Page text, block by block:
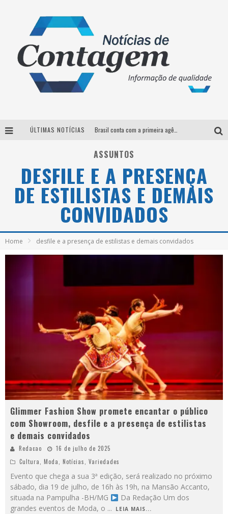
ÚLTIMAS NOTÍCIAS
Votação para o concurso Rainha do Pedro Leopoldo Rodeio Show 2026 é liberada no G1
Suzy Brasil desembarca em Belo Horizonte nesta quinta-feira com o espetáculo “Uma Noite Horripilante”
ASSUNTOS
DESFILE E A PRESENÇA
DE ESTILISTAS E DEMAIS
CONVIDADOS
Home desfile e a presença de estilistas e demais convidados
Glimmer Fashion Show promete encantar o público
com Showroom, desfile e a presença de estilistas
e demais convidados
Redacao
16 de julho de 2025
Cultura, Moda, Notícias, Variedades
Evento que chega a sua 3ª edição, será realizado no próximo
sábado, dia 19 de julho, de 16h às 19h, na Mansão Accanto,
situada na Pampulha -BH/MG
Da Redação Um dos
grandes eventos de Moda, o ... LEIA MAIS...